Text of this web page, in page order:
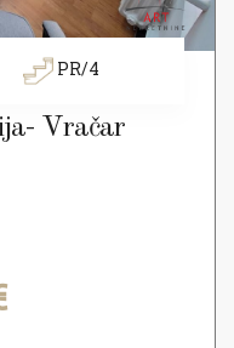
PR/4
Vračar